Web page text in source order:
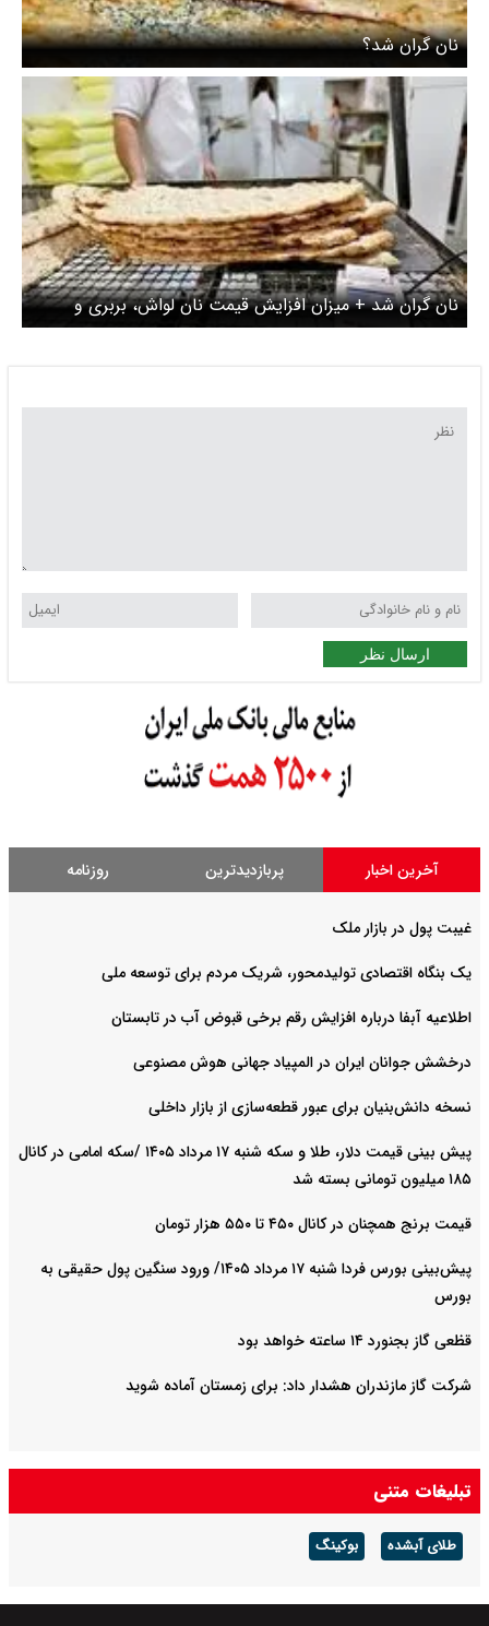
نان گران شد؟
نان گران شد + میزان افزایش قیمت نان لواش، بربری و
سنگک
ارسال نظر
آخرین اخبار پربازدیدترین روزنامه
غیبت پول در بازار ملک
یک بنگاه اقتصادی تولیدمحور، شریک مردم برای توسعه ملی
اطلاعیه آبفا درباره افزایش رقم برخی قبوض آب در تابستان
درخشش جوانان ایران در المپیاد جهانی هوش مصنوعی
نسخه دانش‌بنیان برای عبور قطعه‌سازی از بازار داخلی
پیش ‌بینی قیمت دلار، طلا و سکه شنبه ۱۷ مرداد ۱۴۰۵ /سکه امامی در کانال
۱۸۵ میلیون تومانی بسته شد
قیمت برنج همچنان در کانال ۴۵۰ تا ۵۵۰ هزار تومان
پیش‌بینی بورس فردا شنبه ۱۷ مرداد ۱۴۰۵/ ورود سنگین پول حقیقی به
بورس
قظعی گاز بجنورد ۱۴ ساعته خواهد بود
شرکت گاز مازندران هشدار داد: برای زمستان آماده شوید
تبلیغات متنی
طلای آبشده بوکینگ